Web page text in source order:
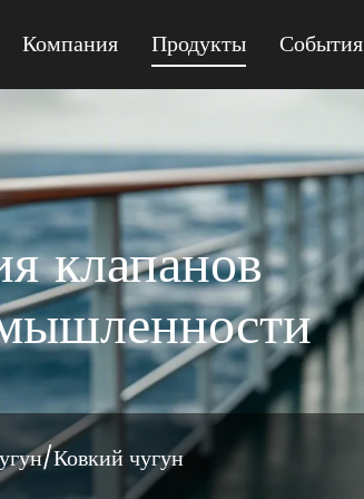
Компания Продукты События
клапанов
Ковкий чугун